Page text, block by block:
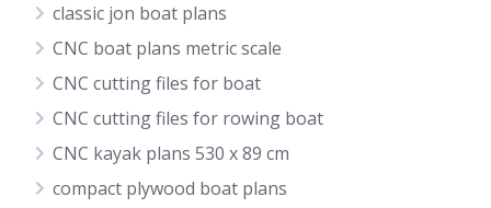
classic jon boat plans
CNC boat plans metric scale
CNC cutting files for boat
CNC cutting files for rowing boat
CNC kayak plans 530 x 89 cm
compact plywood boat plans